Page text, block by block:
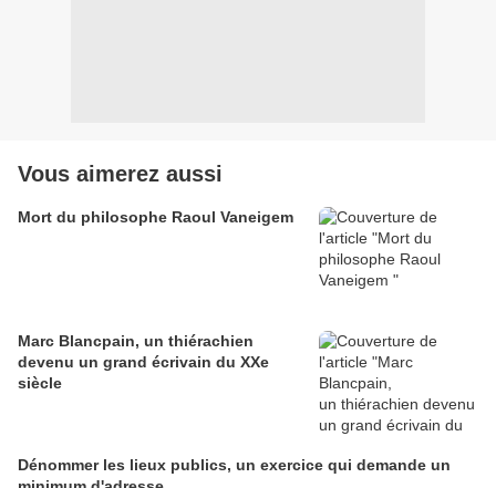
Vous aimerez aussi
Mort du philosophe Raoul Vaneigem
Marc Blancpain, un thiérachien
devenu un grand écrivain du XXe
siècle
Dénommer les lieux publics, un exercice qui demande un